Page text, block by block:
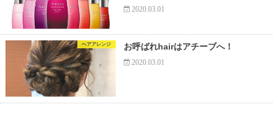
2020.03.01
ヘアアレンジ お呼ばれhairはアチーブへ！
2020.03.01